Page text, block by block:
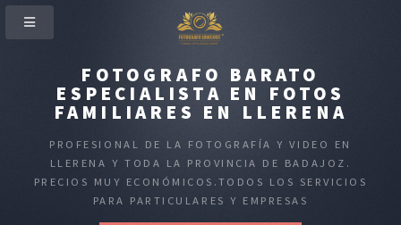
FOTOGRAFO BARATO
ESPECIALISTA EN FOTOS
FAMILIARES EN LLERENA
PROFESIONAL DE LA FOTOGRAFÍA Y VIDEO EN
LLERENA Y TODA LA PROVINCIA DE BADAJOZ.
PRECIOS MUY ECONÓMICOS.TODOS LOS SERVICIOS
PARA PARTICULARES Y EMPRESAS